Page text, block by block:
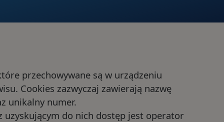
Aktualności
Kontakt
przechowywane są w urządzeniu
Cookies zazwyczaj zawierają nazwę
unikalny numer.
uzyskującym do nich dostęp jest operator